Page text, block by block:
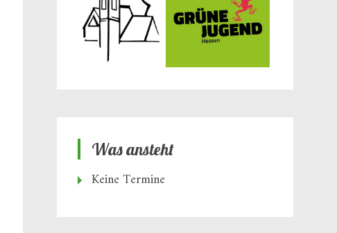
Was ansteht
Keine Termine